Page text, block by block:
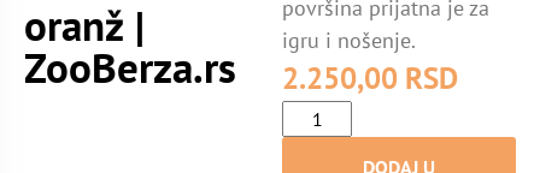
oranž |
ZooBerza.rs
površina prijatna je za
igru i nošenje.
2.250,00 RSD
DODAJ U